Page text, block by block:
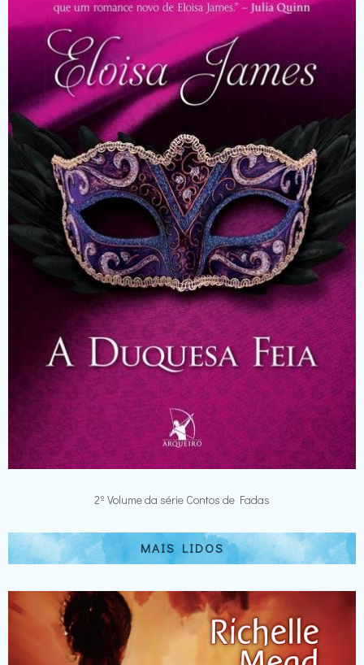
2º Volume da série Contos de Fadas
MAIS LIDOS